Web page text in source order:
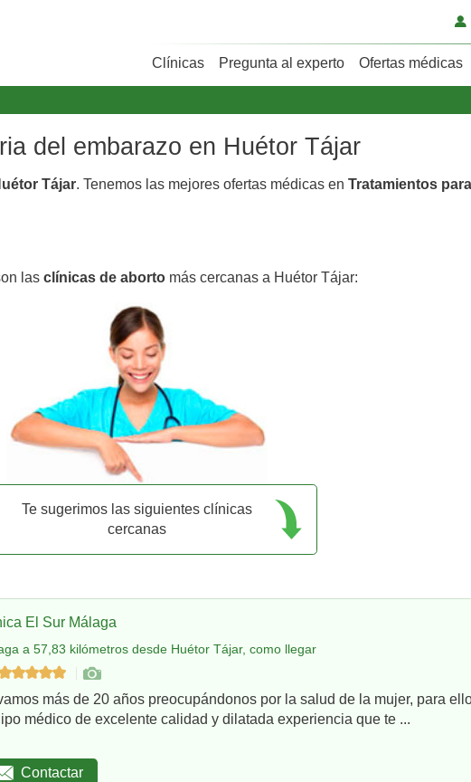
Clínicas Pregunta al experto Ofertas médicas
del embarazo en Huétor Tájar
Tájar. Tenemos las mejores ofertas médicas en Tratamientos
las clínicas de aborto más cercanas a Huétor Tájar:
Te sugerimos las siguientes clínicas
cercanas
El Sur Málaga
a 57,83 kilómetros desde Huétor Tájar, como llegar
más de 20 años preocupándonos por la salud de la mujer, para
médico de excelente calidad y dilatada experiencia que te ...
Contactar